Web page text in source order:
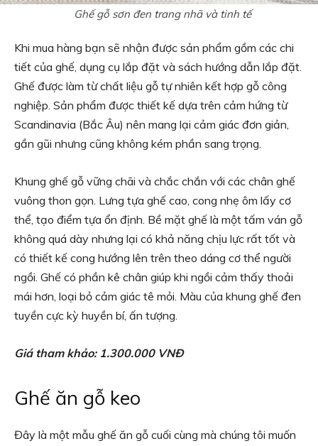
Ghế gỗ sơn đen trang nhã và tinh tế
Khi mua hàng bạn sẽ nhận được sản phẩm gồm các chi
tiết của ghế, dụng cụ lắp đặt và sách hướng dẫn lắp đặt.
Ghế được làm từ chất liệu gỗ tự nhiên kết hợp gỗ công
nghiệp. Sản phẩm được thiết kế dựa trên cảm hứng từ
Scandinavia (Bắc Âu) nên mang lại cảm giác đơn giản,
gần gũi nhưng cũng không kém phần sang trọng.
Khung ghế gỗ vững chãi và chắc chắn với các chân ghế
vuông thon gọn. Lưng tựa ghế cao, cong nhẹ ôm lấy cơ
thể, tạo điểm tựa ổn định. Bề mặt ghế là một tấm ván gỗ
không quá dày nhưng lại có khả năng chịu lực rất tốt và
có thiết kế cong hướng lên trên theo dáng cơ thể người
ngồi. Ghế có phần kê chân giúp khi ngồi cảm thấy thoải
mái hơn, loại bỏ cảm giác tê mỏi. Màu của khung ghế đen
tuyền cực kỳ huyền bí, ấn tượng.
Giá tham khảo: 1.300.000 VNĐ
Ghế ăn gỗ keo
Đây là một mẫu ghế ăn gỗ cuối cùng mà chúng tôi muốn